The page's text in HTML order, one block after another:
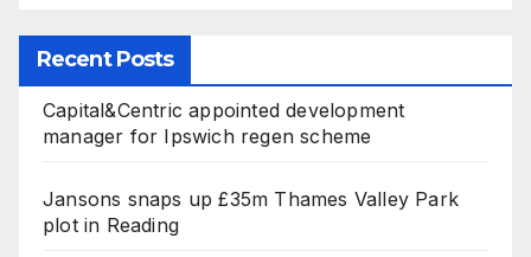
Recent Posts
Capital&Centric appointed development
manager for Ipswich regen scheme
Jansons snaps up £35m Thames Valley Park
plot in Reading